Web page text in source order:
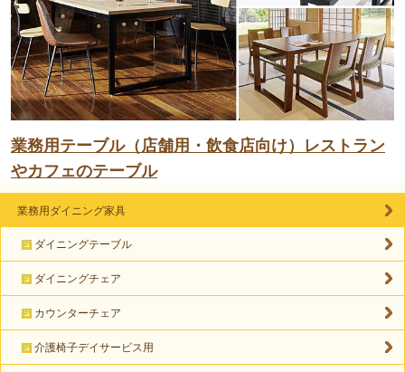
業務用テーブル（店舗用・飲食店向け）レストラン
やカフェのテーブル
業務用ダイニング家具
ダイニングテーブル
ダイニングチェア
カウンターチェア
介護椅子デイサービス用